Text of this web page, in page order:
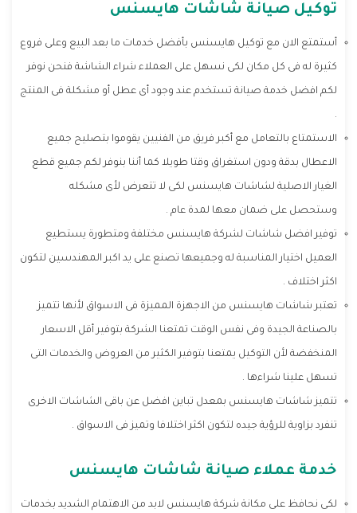
توكيل صيانة شاشات هايسنس
أستمتع الان مع توكيل هايسنس بأفضل خدمات ما بعد البيع وعلى فروع
كثيرة له فى كل مكان لكى نسهل على العملاء شراء الشاشة فنحن نوفر
لكم افضل خدمة صيانة تستخدم عند وجود أى عطل أو مشكلة فى المنتج
.
الاستمتاع بالتعامل مع أكبر فريق من الفنيين يقوموا بتصليح جميع
الاعطال بدقة ودون استغراق وقتا طويلا كما أننا بنوفر لكم جميع قطع
الغيار الاصلية لشاشات هايسنس لكى لا تتعرض لأى مشكله
وستحصل على ضمان معها لمدة عام .
توفير افضل شاشات لشركة هايسنس مختلفة ومتطورة يستطيع
العميل اختيار المناسبة له وجميعها تصنع على يد اكبر المهندسين لتكون
اكثر اختلاف .
تعتبر شاشات هايسنس من الاجهزة المميزة فى الاسواق لأنها تتميز
بالصناعة الجيدة وفى نفس الوقت تمتعنا الشركة بتوفير أقل الاسعار
المنخفضة لأن التوكيل يمتعنا بتوفير الكثير من العروض والخدمات التى
تسهل علينا شراءها .
تتميز شاشات هايسنس بمعدل تباين افضل عن باقى الشاشات الاخرى
تنفرد بزاوية للرؤية جيده لتكون اكثر اختلافا وتميز فى الاسواق .
خدمة عملاء صيانة شاشات هايسنس
لكى نحافظ على مكانة شركة هايسنس لابد من الاهتمام الشديد بخدمات